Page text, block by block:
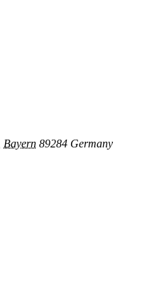
Bayern 89284 Germany